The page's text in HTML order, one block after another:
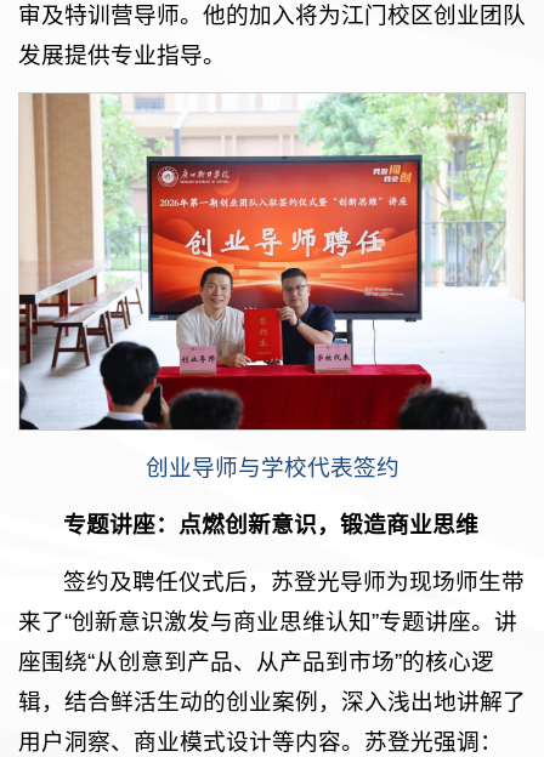
审及特训营导师。他的加入将为江门校区创业团队
发展提供专业指导。
创业导师与学校代表签约
专题讲座：点燃创新意识，锻造商业思维
签约及聘任仪式后，苏登光导师为现场师生带
来了“创新意识激发与商业思维认知”专题讲座。讲
座围绕“从创意到产品、从产品到市场”的核心逻
辑，结合鲜活生动的创业案例，深入浅出地讲解了
用户洞察、商业模式设计等内容。苏登光强调：